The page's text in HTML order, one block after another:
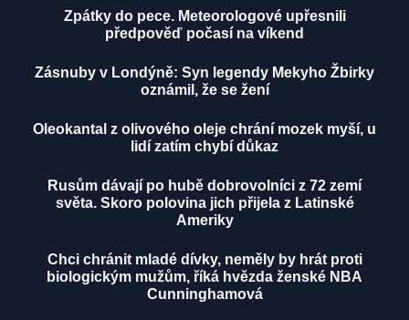
Zpátky do pece. Meteorologové upřesnili
předpověď počasí na víkend
Zásnuby v Londýně: Syn legendy Mekyho Žbirky
oznámil, že se žení
Oleokantal z olivového oleje chrání mozek myší, u
lidí zatím chybí důkaz
Rusům dávají po hubě dobrovolníci z 72 zemí
světa. Skoro polovina jich přijela z Latinské
Ameriky
Chci chránit mladé dívky, neměly by hrát proti
biologickým mužům, říká hvězda ženské NBA
Cunninghamová